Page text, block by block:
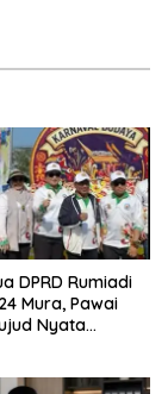
DPRD Rumiadi
Mura, Pawai
Nyata